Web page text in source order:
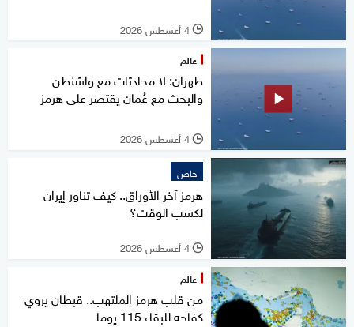
l 4 أغسطس 2026
عالم
طهران: لا محادثات مع واشنطن
والبحث مع عُمان يقتصر على هرمز
l 4 أغسطس 2026
خاص
هرمز آخر الأوراق.. كيف تناور إيران
لكسب الوقت؟
l 4 أغسطس 2026
عالم
من قلب هرمز الملتهب.. قبطان يروي
كفاحه للبقاء 115 يوما